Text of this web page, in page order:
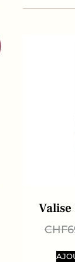
CHF